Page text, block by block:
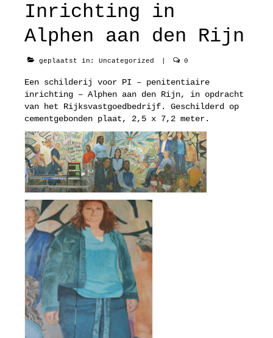
vroeg werk
Inrichting in
Alphen aan den Rijn
geplaatst in: Uncategorized 0
Een schilderij voor PI – penitentiaire
inrichting – Alphen aan den Rijn, in opdracht
van het Rijksvastgoedbedrijf. Geschilderd op
cementgebonden plaat, 2,5 x 7,2 meter.